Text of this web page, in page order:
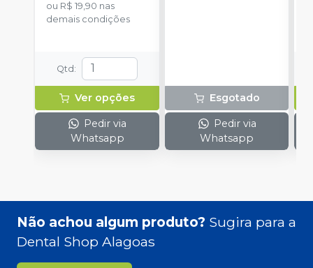
ou R$ 19,90 nas
demais condições
Qtd :
Ver opções
Pedir via
Whatsapp
Esgotado
Pedir via
Whatsapp
Não achou algum produto? Sugira para a
Dental Shop Alagoas